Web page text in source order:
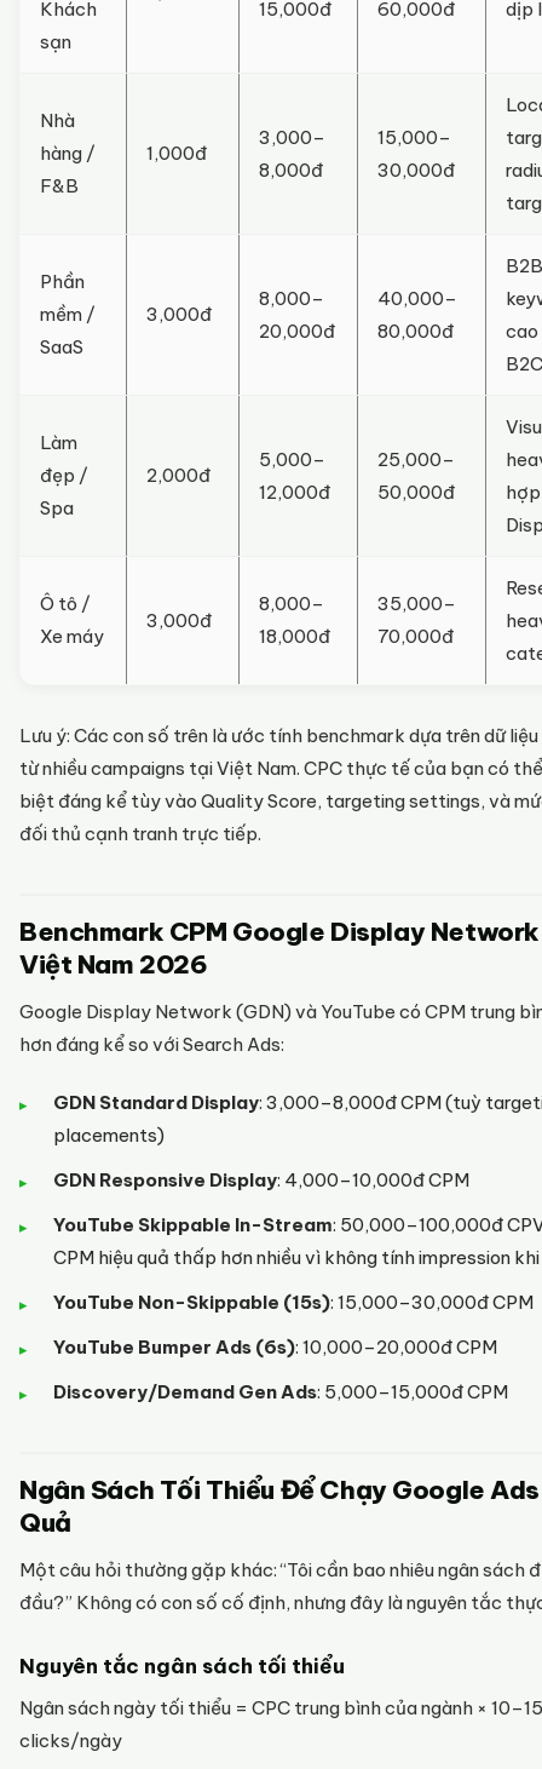
Khách
sạn
15,000đ 60,000đ dịp
Nhà
hàng /
F&B
1,000đ
3,000–
8,000đ
15,000–
30,000đ
Phần
mềm /
SaaS
3,000đ
8,000–
20,000đ
40,000–
80,000đ
B2B
cao
B2C
Làm
đẹp /
Spa
2,000đ
5,000–
12,000đ
25,000–
50,000đ
hợp
Ô tô /
Xe máy
3,000đ
8,000–
18,000đ
35,000–
70,000đ
Lưu ý: Các con số trên là ước tính benchmark dựa trên dữ
từ nhiều campaigns tại Việt Nam. CPC thực tế của bạn có
biệt đáng kể tùy vào Quality Score, targeting settings, và
đối thủ cạnh tranh trực tiếp.
Benchmark CPM Google Display
Việt Nam 2026
Google Display Network (GDN) và YouTube có CPM trung
hơn đáng kể so với Search Ads:
GDN Standard Display: 3,000–8,000đ CPM (tuỳ
placements)
GDN Responsive Display: 4,000–10,000đ CPM
YouTube Skippable In-Stream: 50,000–100,000đ
CPM hiệu quả thấp hơn nhiều vì không tính impression
YouTube Non-Skippable (15s): 15,000–30,000đ CPM
YouTube Bumper Ads (6s): 10,000–20,000đ CPM
Discovery/Demand Gen Ads: 5,000–15,000đ CPM
Ngân Sách Tối Thiểu Để Chạy Google
Quả
Một câu hỏi thường gặp khác: “Tôi cần bao nhiêu ngân sách
đầu?” Không có con số cố định, nhưng đây là nguyên tắc
Nguyên tắc ngân sách tối thiểu
Ngân sách ngày tối thiểu = CPC trung bình của ngành × 10–15
clicks/ngày